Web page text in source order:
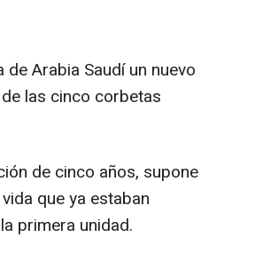
Arabia Saudí un nuevo
las cinco corbetas
de cinco años, supone
que ya estaban
primera unidad.